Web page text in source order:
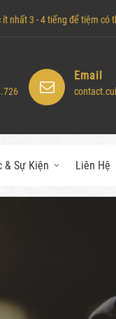
nhất 3 - 4 tiếng để tiệm có
Email
& Sự Kiện Liên Hệ